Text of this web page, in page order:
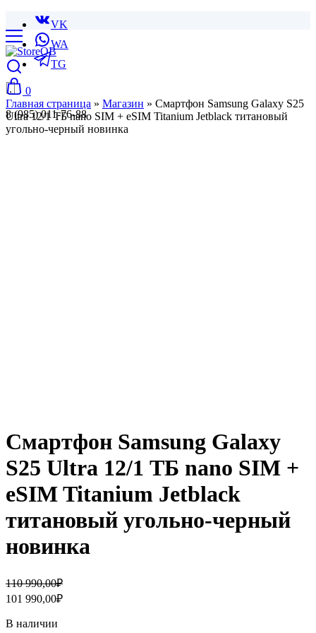
VK
WA
TG
8 (985) 011-76-88
0
Главная страница » Магазин » Смартфон Samsung Galaxy S25
Ultra 12/1 ТБ nano SIM + eSIM Titanium Jetblack титановый
угольно-черный новинка
Смартфон Samsung Galaxy
S25 Ultra 12/1 ТБ nano SIM +
eSIM Titanium Jetblack
титановый угольно-черный
новинка
110 990,00₽
Первоначальная
цена
составляла
110
101 990,00₽
Текущая
цена:
101
990,00₽.
В наличии